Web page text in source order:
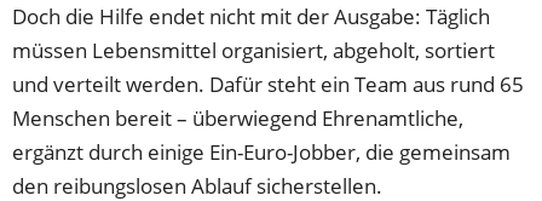
Doch die Hilfe endet nicht mit der Ausgabe: Täglich
müssen Lebensmittel organisiert, abgeholt, sortiert
und verteilt werden. Dafür steht ein Team aus rund 65
Menschen bereit – überwiegend Ehrenamtliche,
ergänzt durch einige Ein-Euro-Jobber, die gemeinsam
den reibungslosen Ablauf sicherstellen.